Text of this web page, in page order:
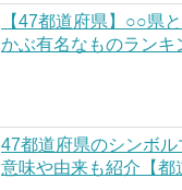
【47都道府県】○○県
かぶ有名なものランキ
47都道府県のシンボル
意味や由来も紹介【都